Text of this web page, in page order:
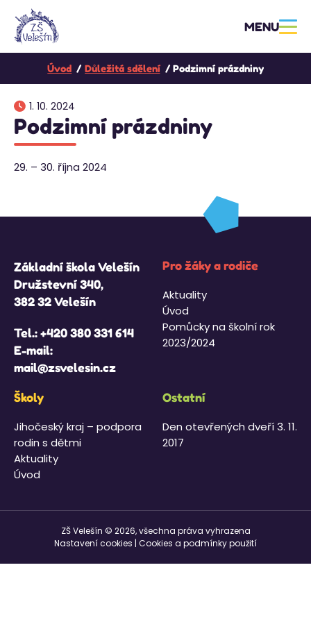
MENU
Úvod Důležitá sdělení Podzimní prázdniny
1. 10. 2024
Podzimní prázdniny
29. – 30. října 2024
Základní škola Velešín
Družstevní 340,
382 32 Velešín
Tel.:+420 380 331 614
E-mail:
mail@zsvelesin.cz
Pro žáky a rodiče
Aktuality
Úvod
Pomůcky na školní rok
2023/2024
Školy
Jihočeský kraj – podpora
rodin s dětmi
Aktuality
Úvod
Ostatní
Den otevřených dveří 3. 11.
2017
ZŠ Velešín © 2026, všechna práva vyhrazena
Nastavení cookies Cookies a podmínky použití